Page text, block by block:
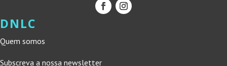
DNLC
Quem somos
Subscreva a nossa newsletter